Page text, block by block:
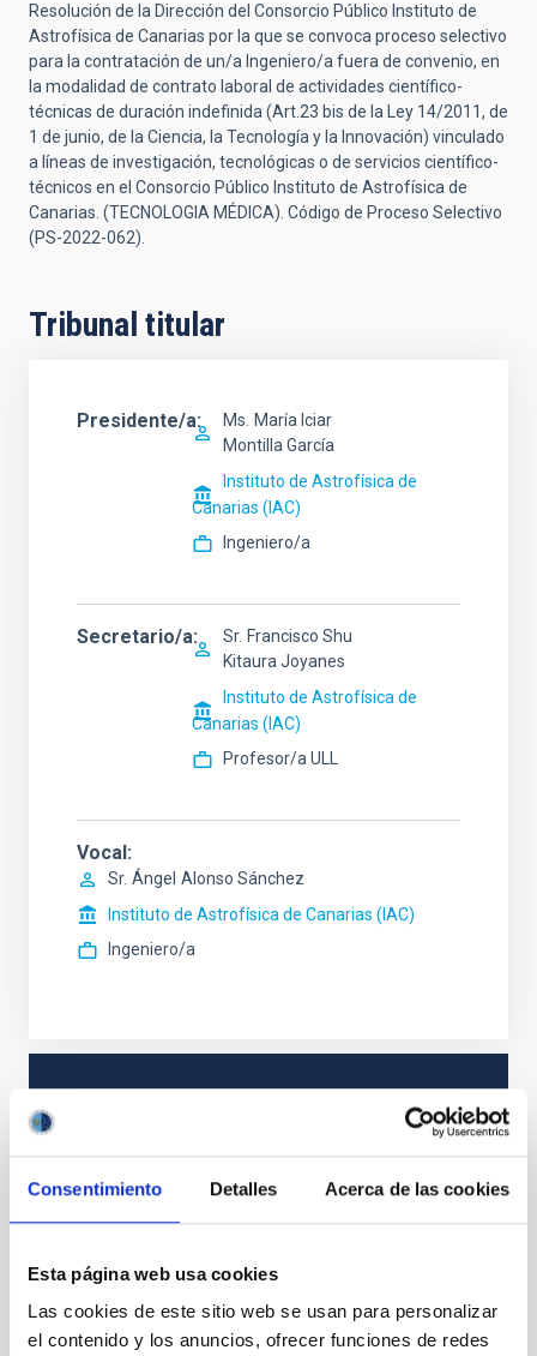
Consentimiento Detalles Acerca de las cookies
Esta página web usa cookies
Las cookies de este sitio web se usan para personalizar
el contenido y los anuncios, ofrecer funciones de redes
Resolución de la Dirección del Consorcio Público Instituto de
Astrofísica de Canarias por la que se convoca proceso selectivo
para la contratación de un/a Ingeniero/a fuera de convenio, en
la modalidad de contrato laboral de actividades científico-
técnicas de duración indefinida (Art.23 bis de la Ley 14/2011, de
1 de junio, de la Ciencia, la Tecnología y la Innovación) vinculado
a líneas de investigación, tecnológicas o de servicios científico-
técnicos en el Consorcio Público Instituto de Astrofísica de
Canarias. (TECNOLOGIA MÉDICA). Código de Proceso Selectivo
(PS-2022-062).
Tribunal titular
Presidente/a Ms.
María Iciar
Montilla García
Instituto de Astrofísica de
Canarias (IAC)
Ingeniero/a
Secretario/a Sr. Francisco Shu
Kitaura Joyanes
Instituto de Astrofísica de
Canarias (IAC)
Profesor/a ULL
Vocal
Sr. Ángel Alonso Sánchez
Instituto de Astrofísica de Canarias (IAC)
Ingeniero/a
TÉCNICO/A
TITULACIÓN REQUERIDA
ESPECIALIDAD
SURVEYS DE GALAXIAS/COSMOLOGÍA
PROMOCIÓN INTERNA